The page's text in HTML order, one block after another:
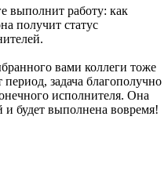
выполнит работу: как
получит статус
вами коллеги тоже
период, задача благополучно
исполнителя. Она
и будет выполнена вовремя!